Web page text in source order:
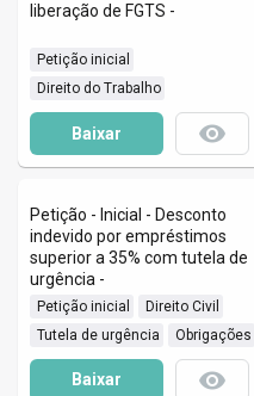
liberação de FGTS -
Petição inicial
Direito do Trabalho
Baixar remove_red_eye
Petição - Inicial - Desconto
indevido por empréstimos
superior a 35% com tutela de
urgência -
Petição inicial
Direito Civil
Tutela de urgência
Obrigações
Baixar remove_red_eye